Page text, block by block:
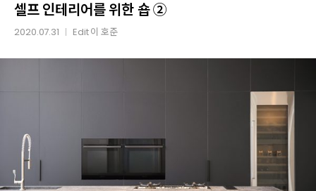
인테리어를
위한
셀프 인테리어를 위한 숍 ②
2020.07.31 Edit이 호준